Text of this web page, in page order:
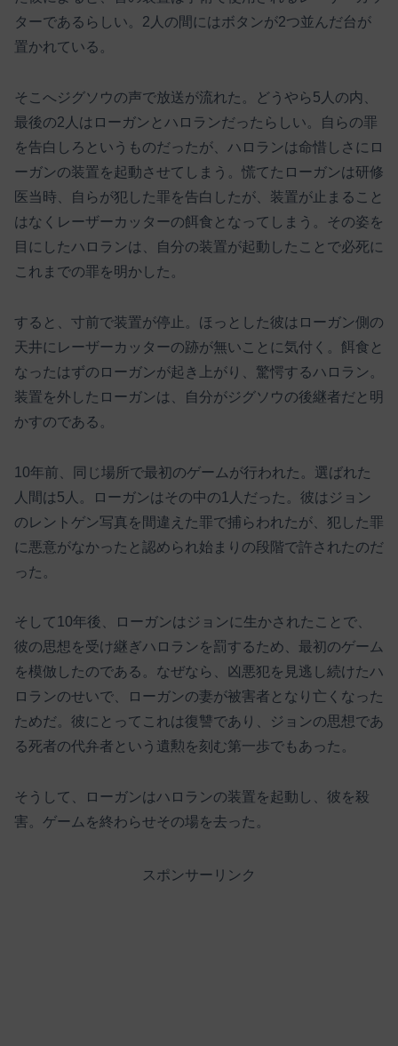
ターであるらしい。2人の間にはボタンが2つ並んだ台が
置かれている。
そこへジグソウの声で放送が流れた。どうやら5人の内、
最後の2人はローガンとハロランだったらしい。自らの罪
を告白しろというものだったが、ハロランは命惜しさにロ
ーガンの装置を起動させてしまう。慌てたローガンは研修
医当時、自らが犯した罪を告白したが、装置が止まること
はなくレーザーカッターの餌食となってしまう。その姿を
目にしたハロランは、自分の装置が起動したことで必死に
これまでの罪を明かした。
すると、寸前で装置が停止。ほっとした彼はローガン側の
天井にレーザーカッターの跡が無いことに気付く。餌食と
なったはずのローガンが起き上がり、驚愕するハロラン。
装置を外したローガンは、自分がジグソウの後継者だと明
かすのである。
10年前、同じ場所で最初のゲームが行われた。選ばれた
人間は5人。ローガンはその中の1人だった。彼はジョン
のレントゲン写真を間違えた罪で捕らわれたが、犯した罪
に悪意がなかったと認められ始まりの段階で許されたのだ
った。
そして10年後、ローガンはジョンに生かされたことで、
彼の思想を受け継ぎハロランを罰するため、最初のゲーム
を模倣したのである。なぜなら、凶悪犯を見逃し続けたハ
ロランのせいで、ローガンの妻が被害者となり亡くなった
ためだ。彼にとってこれは復讐であり、ジョンの思想であ
る死者の代弁者という遺勲を刻む第一歩でもあった。
そうして、ローガンはハロランの装置を起動し、彼を殺
害。ゲームを終わらせその場を去った。
スポンサーリンク